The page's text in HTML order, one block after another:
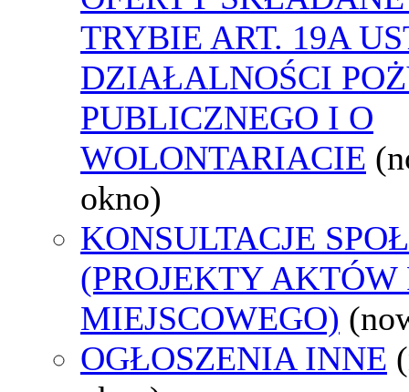
TRYBIE ART. 19A
DZIAŁALNOŚCI
PUBLICZNEGO I O
WOLONTARIACIE
okno)
KONSULTACJE
(PROJEKTY AKTÓW
MIEJSCOWEGO)
OGŁOSZENIA INNE